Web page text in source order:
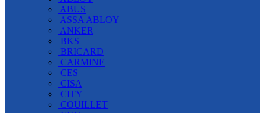
ABUS
ASSA ABLOY
ANKER
BKS
BRICARD
CARMINE
CES
CISA
CITY
COUILLET